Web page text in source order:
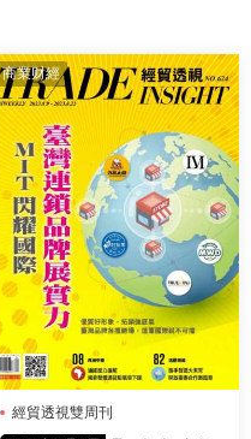
商業财經
經貿透視雙周刊